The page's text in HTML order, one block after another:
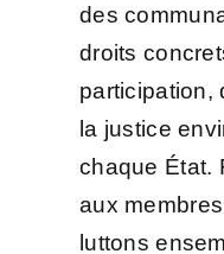
des
droits
participation,
la justice
chaque État.
aux
luttons